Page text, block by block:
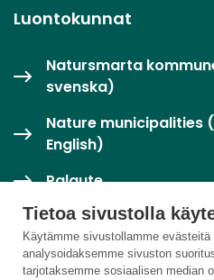
Tietoa sivustolla
Käytämme sivustollamme
analysoidaksemme sivuston
tarjotaksemme sosiaalisen median
Luontokunnat
Natursmarta
svenska)
Nature municipalities
English)
Palaute
Twitter / X
Luontoloikka-palvelu